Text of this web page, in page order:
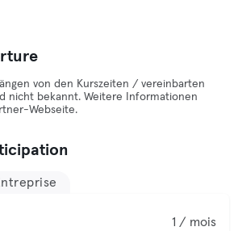
von den Kurszeiten / vereinbarten
nicht bekannt. Weitere Informationen
Webseite.
1 / mois